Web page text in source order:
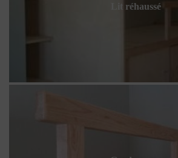
Lit réhaussé